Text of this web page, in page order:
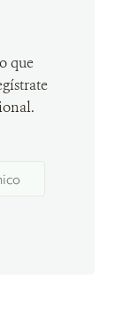
que